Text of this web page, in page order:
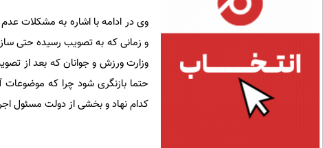
وی در ادامه با اشاره به مشکلات
و زمانی که به تصویب رسیده حتی
وزارت ورزش و جوانان که بعد از
حتما بازنگری شود چرا که
کدام نهاد و بخشی از دولت مسئول